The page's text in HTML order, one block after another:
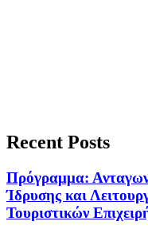
Recent Posts
Πρόγραμμα:
Ίδρυσης και
Τουριστικών